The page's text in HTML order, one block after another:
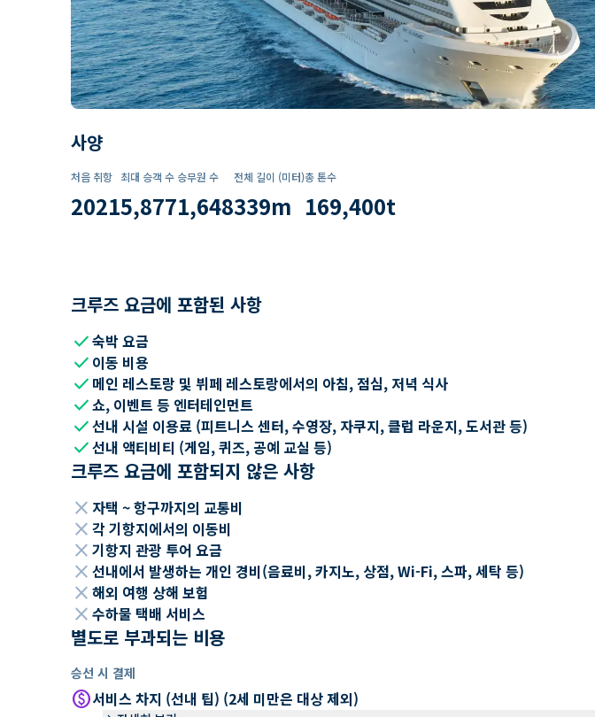
사양
처음 취항
2021
최대 승객 수
5,877
승무원 수
1,648
전체 길이 (미터)
339m
총 톤수
169,400t
크루즈 요금에 포함된 사항
check숙박 요금
check 이동 비용
check 메인 레스토랑 및 뷔페 레스토랑에서의 아침, 점심, 저녁 식사
check쇼, 이벤트 등 엔터테인먼트
check선내 시설 이용료 (피트니스 센터, 수영장, 자쿠지, 클럽 라운지, 도서관 등)
check선내 액티비티 (게임, 퀴즈, 공예 교실 등)
크루즈 요금에 포함되지 않은 사항
close 자택 ~ 항구까지의 교통비
close 각 기항지에서의 이동비
close 기항지 관광 투어 요금
close 선내에서 발생하는 개인 경비(음료비, 카지노, 상점, Wi-Fi, 스파, 세탁 등)
close 해외 여행 상해 보험
close 수하물 택배 서비스
별도로 부과되는 비용
승선 시 결제
paid서비스 차지 (선내 팁) (2세 미만은 대상 제외)